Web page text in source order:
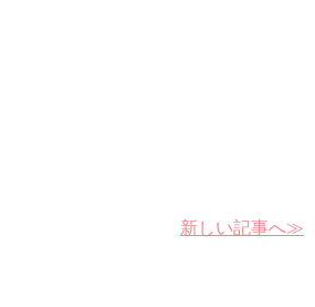
新しい記事へ≫